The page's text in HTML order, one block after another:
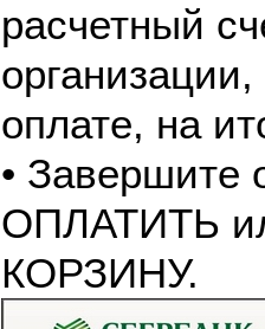
расчетный
оплате, на
• Завершите
ОПЛАТИТЬ
КОРЗИНУ.